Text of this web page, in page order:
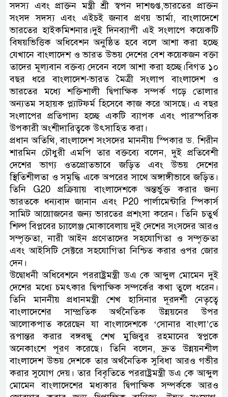
সদস্য এবং প্রাক্তন মন্ত্রী শ্রী স্বপন দাশগুপ্ত,ভারতের প্রাক্তন
সংসদ সদস্য এবং এইচই জনাব প্রণয় ভার্মা, বাংলাদেশে
ভারতের হাইকমিশনার।দুই দিনব্যাপী এই সংলাপে কয়েকটি
বিষয়ভিত্তিক অধিবেশন অনুষ্ঠিত হবে বলে আশা করা হচ্ছে
যেখানে বাংলাদেশ ও ভারত উভয় দেশের বেশ কয়েকজন বক্তা
তাদের মূল্যবান বক্তব্য দেবেন বলে আশা করা হচ্ছে।বিগত ১০
বছর ধরে বাংলাদেশ-ভারত মৈত্রী সংলাপ বাংলাদেশ ও
ভারতের মধ্যে শক্তিশালী দ্বিপাক্ষিক সম্পর্ক গড়ে তোলার
অন্যতম সহায়ক প্ল্যাটফর্ম হিসেবে কাজ করে আসছে। এ বছর
সংলাপের প্রতিপাদ্য হচ্ছে একটি ব্যাপক এবং পারস্পরিক
উপকারী অংশীদারিত্বকে উৎসাহিত করা।
প্রধান অতিথি, বাংলাদেশ সংসদের মাননীয় স্পিকার ড. শিরীন
শারমিন চৌধুরী এমপি তার বক্তব্যে বলেন, দুই প্রতিবেশী
দেশের ভাগ্য ওতপ্রোতভাবে জড়িত এবং উভয় দেশের
স্থিতিশীলতা ও সমৃদ্ধি একে অপরের সাথে অঙ্গাঙ্গীভাবে জড়িত।
তিনি G20 প্রক্রিয়ায় বাংলাদেশকে অন্তর্ভুক্ত করার জন্য
ভারতকে ধন্যবাদ জানান এবং P20 পার্লামেন্টারি স্পিকার্স
সামিট আয়োজনের জন্য ভারতের প্রশংসা করেন। তিনি চতুর্থ
শিল্প বিপ্লবের চ্যালেঞ্জ মোকাবেলায় দুই দেশের সংসদের আরও
সম্পৃক্ততা, নারী আইন প্রণেতাদের সহযোগিতা ও সম্পৃক্ততা
এবং আইসিটি সেক্টরে সহযোগিতা নিশ্চিত করার ওপর জোর
দেন।
উদ্বোধনী অধিবেশনে পররাষ্ট্রমন্ত্রী ডএ কে আব্দুল মোমেন দুই
দেশের মধ্যে চমৎকার দ্বিপাক্ষিক সম্পর্কের কথা তুলে ধরেন।
তিনি মাননীয় প্রধানমন্ত্রী শেখ হাসিনার দূরদর্শী নেতৃত্বে
বাংলাদেশের সাম্প্রতিক অর্থনৈতিক উন্নয়নের উপর
আলোকপাত করেছেন যা বাংলাদেশকে ‘সোনার বাংলা’তে
রূপান্তর করার বঙ্গবন্ধু শেখ মুজিবুর রহমানের স্বপ্নকে
অনেকাংশে পূরণ করেছে। তিনি বলেন, দ্রুত উন্নয়নশীল
বাংলাদেশ উভয় দেশকে তার অর্থনৈতিক সুবিধা আরও গভীর
করার সুযোগ দেয়। তার বিবৃতিতে পররাষ্ট্রমন্ত্রী ডএ কে আব্দুল
মোমেন বাংলাদেশের মধ্যকার দ্বিপাক্ষিক সম্পর্ককে আরও